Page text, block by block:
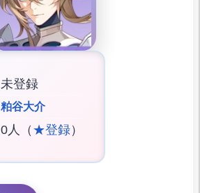
未登録
粕谷大介
0人（ ★登録）